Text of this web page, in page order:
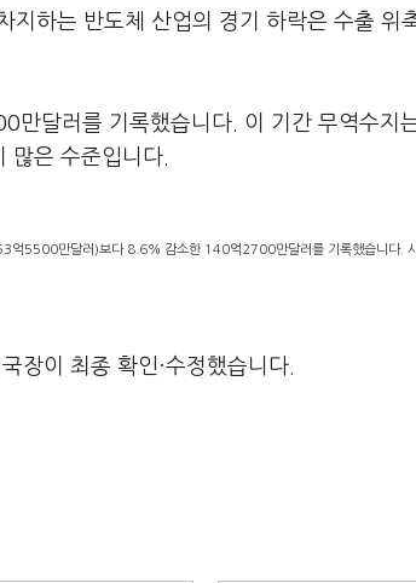
하는 반도체 산업의 경기 하락은 수출 위
달러를 기록했습니다. 이 기간 무역수지
은 수준입니다.
5500만달러)보다 8.6% 감소한 140억2700만달러를 기록했습니다.
장이 최종 확인·수정했습니다.